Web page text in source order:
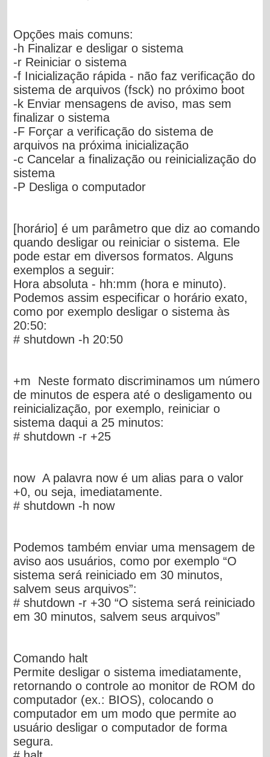
Opções mais comuns:
-h Finalizar e desligar o sistema
-r Reiniciar o sistema
-f Inicialização rápida - não faz verificação do
sistema de arquivos (fsck) no próximo boot
-k Enviar mensagens de aviso, mas sem
finalizar o sistema
-F Forçar a verificação do sistema de
arquivos na próxima inicialização
-c Cancelar a finalização ou reinicialização do
sistema
-P Desliga o computador
[horário] é um parâmetro que diz ao comando
quando desligar ou reiniciar o sistema. Ele
pode estar em diversos formatos. Alguns
exemplos a seguir:
Hora absoluta - hh:mm (hora e minuto).
Podemos assim especificar o horário exato,
como por exemplo desligar o sistema às
20:50:
# shutdown -h 20:50
+m Neste formato discriminamos um número
de minutos de espera até o desligamento ou
reinicialização, por exemplo, reiniciar o
sistema daqui a 25 minutos:
# shutdown -r +25
now A palavra now é um alias para o valor
+0, ou seja, imediatamente.
# shutdown -h now
Podemos também enviar uma mensagem de
aviso aos usuários, como por exemplo “O
sistema será reiniciado em 30 minutos,
salvem seus arquivos”:
# shutdown -r +30 “O sistema será reiniciado
em 30 minutos, salvem seus arquivos”
Comando halt
Permite desligar o sistema imediatamente,
retornando o controle ao monitor de ROM do
computador (ex.: BIOS), colocando o
computador em um modo que permite ao
usuário desligar o computador de forma
segura.